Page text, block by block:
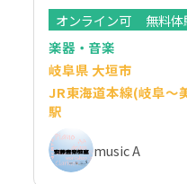
オンライン可
無料体
楽器・音楽
岐阜県 大垣市
JR東海道本線(岐阜～
駅
music A